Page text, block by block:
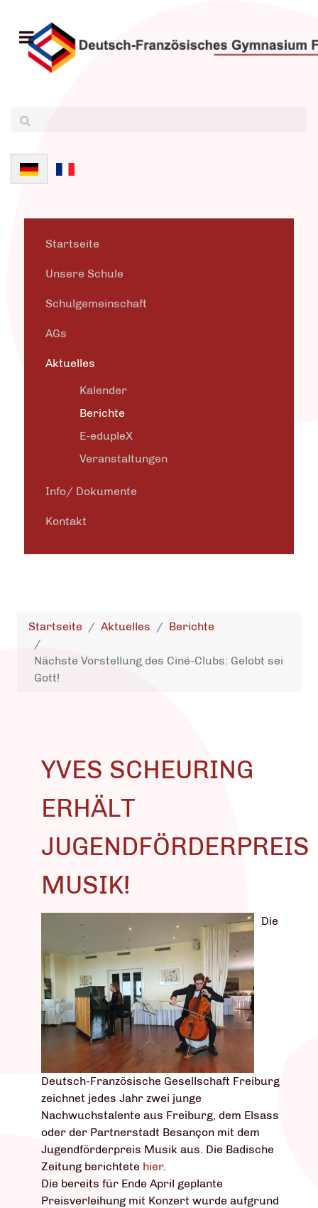
Sprache auswählen
Startseite
Unsere Schule
Schulgemeinschaft
AGs
Aktuelles
Kalender
Berichte
E-edupleX
Veranstaltungen
Info/ Dokumente
Kontakt
Startseite Aktuelles Berichte
Nächste Vorstellung des Ciné-Clubs: Gelobt sei
Gott!
YVES SCHEURING
ERHÄLT
JUGENDFÖRDERPREIS
MUSIK!
Die
Deutsch-Französische Gesellschaft Freiburg
zeichnet jedes Jahr zwei junge
Nachwuchstalente aus Freiburg, dem Elsass
oder der Partnerstadt Besançon mit dem
Jugendförderpreis Musik aus. Die Badische
Zeitung berichtete hier.
Die bereits für Ende April geplante
Preisverleihung mit Konzert wurde aufgrund